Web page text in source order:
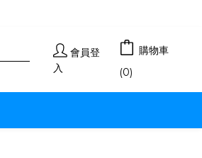
會員登
入
購物車
(0)